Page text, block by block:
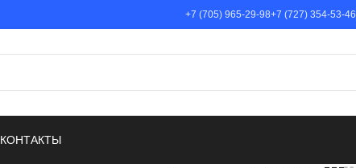
+7 (705) 965-29-98+7 (727) 354-53-46
КОНТАКТЫ